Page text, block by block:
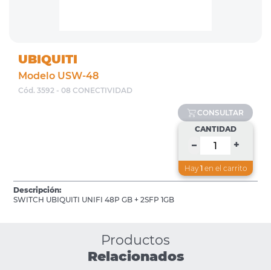
UBIQUITI
Modelo USW-48
Cód. 3592 - 08 CONECTIVIDAD
CONSULTAR
CANTIDAD
– +
Hay 1en el carrito
Descripción:
SWITCH UBIQUITI UNIFI 48P GB + 2SFP 1GB
Productos
Relacionados